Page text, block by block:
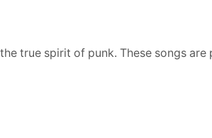
true spirit of punk. These songs